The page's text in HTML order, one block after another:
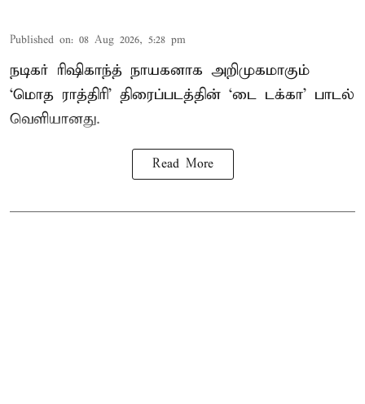
Published on: 08 Aug 2026, 5:28 pm
நடிகர் ரிஷிகாந்த் நாயகனாக அறிமுகமாகும்
‘மொத ராத்திரி’ திரைப்படத்தின் ‘டை டக்கா’ பாடல்
வெளியானது.
Read More